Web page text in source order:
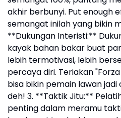
akhir berbunyi. Put enough
semangat inilah yang bikin
**Dukungan Interisti:**
kayak bahan bakar buat
lebih termotivasi, lebih
percaya diri. Teriakan
bisa bikin pemain lawan
deh! 3. **Taktik Jitu:**
penting dalam meramu